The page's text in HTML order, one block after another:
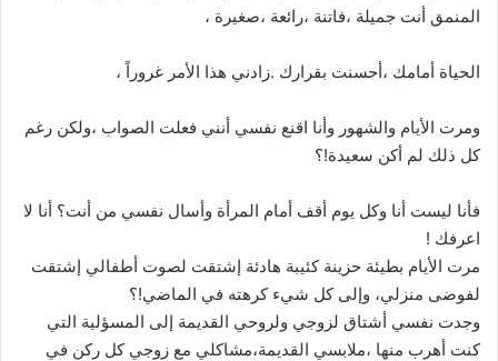
المنمق أنت جميلة ،فاتنة ،رائعة ،صغيرة ،
الحياة أمامك ،أحسنت بقرارك .زادني هذا الأمر غروراً ،
ومرت الأيام والشهور وأنا اقنع نفسي أنني فعلت الصواب ،ولكن رغم
كل ذلك لم أكن سعيدة!؟
فأنا ليست أنا وكل يوم أقف أمام المرأة وأسال نفسي من أنت؟ أنا لا
اعرفك !
مرت الأيام بطيئة حزينة كئيبة هادئة إشتقت لصوت أطفالي إشتقت
لفوضى منزلي، وإلى كل شيء كرهته في الماضي!؟
وجدت نفسي أشتاق لزوجي ولروحي القديمة إلى المسؤلية التي
كنت أهرب منها ،ملابسي القديمة،مشاكلي مع زوجي كل ركن في